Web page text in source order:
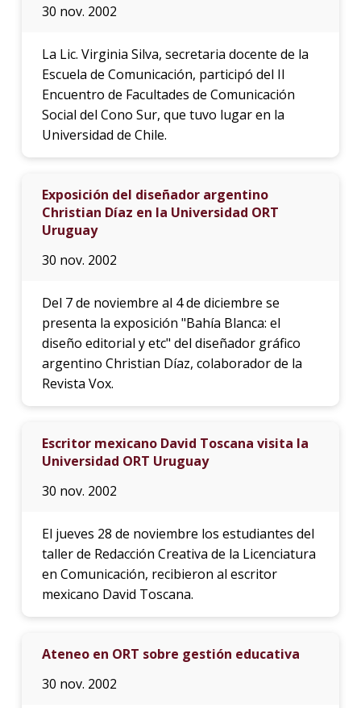
30 nov. 2002
La Lic. Virginia Silva, secretaria docente de la
Escuela de Comunicación, participó del II
Encuentro de Facultades de Comunicación
Social del Cono Sur, que tuvo lugar en la
Universidad de Chile.
Exposición del diseñador argentino
Christian Díaz en la Universidad ORT
Uruguay
30 nov. 2002
Del 7 de noviembre al 4 de diciembre se
presenta la exposición "Bahía Blanca: el
diseño editorial y etc" del diseñador gráfico
argentino Christian Díaz, colaborador de la
Revista Vox.
Escritor mexicano David Toscana visita la
Universidad ORT Uruguay
30 nov. 2002
El jueves 28 de noviembre los estudiantes del
taller de Redacción Creativa de la Licenciatura
en Comunicación, recibieron al escritor
mexicano David Toscana.
Ateneo en ORT sobre gestión educativa
30 nov. 2002